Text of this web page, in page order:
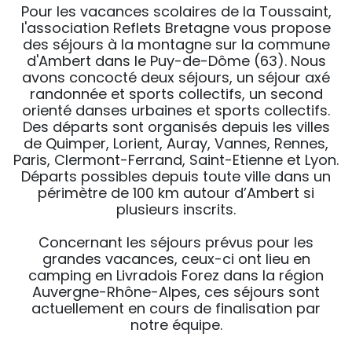
Pour les vacances scolaires de la Toussaint,
l'association Reflets Bretagne vous propose
des séjours à la montagne sur la commune
d'Ambert dans le Puy-de-Dôme (63). Nous
avons concocté deux séjours, un séjour axé
randonnée et sports collectifs, un second
orienté danses urbaines et sports collectifs.
Des départs sont organisés depuis les villes
de Quimper, Lorient, Auray, Vannes, Rennes,
Paris, Clermont-Ferrand, Saint-Etienne et Lyon.
Départs possibles depuis toute ville dans un
périmètre de 100 km autour d’Ambert si
plusieurs inscrits.
Concernant les séjours prévus pour les
grandes vacances, ceux-ci ont lieu en
camping en Livradois Forez dans la région
Auvergne-Rhône-Alpes, ces séjours sont
actuellement en cours de finalisation par
notre équipe.